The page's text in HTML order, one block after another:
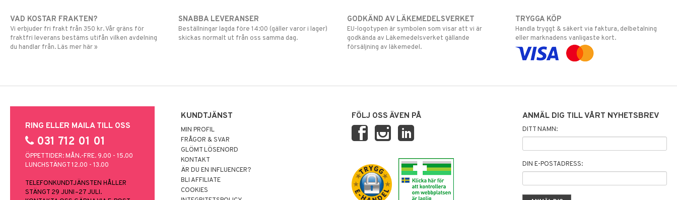
VAD KOSTAR FRAKTEN?
Vi erbjuder fri frakt från 350 kr. Vår gräns för
fraktfri leverans bestäms utifån vilken avdelning
du handlar från. Läs mer här »
SNABBA LEVERANSER
Beställningar lagda före 14:00 (gäller varor i lager)
skickas normalt ut från oss samma dag.
GODKÄND AV LÄKEMEDELSVERKET
EU-logotypen är symbolen som visar att vi är
godkända av Läkemedelsverket gällande
försäljning av läkemedel.
TRYGGA KÖP
Handla tryggt & säkert via faktura, delbetalning
eller marknadens vanligaste kort.
RING ELLER MAILA TILL OSS
031 712 01 01
ÖPPETTIDER: MÅN.-FRE. 9.00 - 15.00
LUNCHSTÄNGT 12.00 - 13.00
TELEFONKUNDTJÄNSTEN HÅLLER
STÄNGT 29 JUNI–27 JULI.
KUNDTJÄNST
MIN PROFIL
FRÅGOR & SVAR
GLÖMT LÖSENORD
KONTAKT
ÄR DU EN INFLUENCER?
BLI AFFILIATE
COOKIES
FÖLJ OSS ÄVEN PÅ ANMÄL DIG TILL VÅRT NYHETSBREV
DITT NAMN:
DIN E-POSTADRESS: